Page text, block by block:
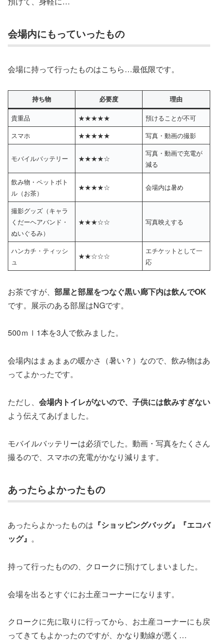
会場内にもっていったもの
会場に持って行ったものはこちら…最低限です。
持ち物 必要度 理由
貴重品 ★★★★★
預けることが不可
スマホ
★★★★★ 写真・動画の撮影
モバイルバッテリー ★★★★☆
写真・動画で充電が
減る
飲み物・ペットボト
ル（お茶）
★★★★☆ 会場内は暑め
撮影グッズ（キャラ
くだーヘアバンド・
ぬいぐるみ）
★★★☆☆ 写真映えする
ハンカチ・ティッシ
ュ
★★☆☆☆
エチケットとして一
応
お茶ですが、 部屋と部屋をつなぐ黒い廊下内は飲んでOK
です。展示のある部屋はNGです。
500ｍｌ1本を3人で飲みました。
会場内はまぁまぁの暖かさ（暑い？）なので、飲み物はあ
ってよかったです。
ただし、 会場内トイレがないので、子供には飲みすぎない
よう伝えてあげました。
モバイルバッテリーは必須でした。動画・写真をたくさん
撮るので、スマホの充電がかなり減ります。
あったらよかったもの
あったらよかったものは 『ショッピングバッグ』『エコバ
ッグ』 。
持って行ったものの、クロークに預けてしまいました。
会場を出るとすぐにお土産コーナーになります。
クロークに先に取りに行ってから、お土産コーナーにも戻
ってきてもよかったのですが、かなり動線が悪く…